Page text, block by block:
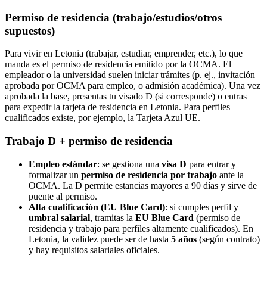
Permiso de residencia (trabajo/estudios/otros
supuestos)
Para vivir en Letonia (trabajar, estudiar, emprender, etc.), lo que
manda es el permiso de residencia emitido por la OCMA. El
empleador o la universidad suelen iniciar trámites (p. ej., invitación
aprobada por OCMA para empleo, o admisión académica). Una vez
aprobada la base, presentas tu visado D (si corresponde) o entras
para expedir la tarjeta de residencia en Letonia. Para perfiles
cualificados existe, por ejemplo, la Tarjeta Azul UE.
Trabajo D + permiso de residencia
Empleo estándar: se gestiona una visa D para entrar y
formalizar un permiso de residencia por trabajo ante la
OCMA. La D permite estancias mayores a 90 días y sirve de
puente al permiso.
Alta cualificación (EU Blue Card): si cumples perfil y
umbral salarial, tramitas la EU Blue Card (permiso de
residencia y trabajo para perfiles altamente cualificados). En
Letonia, la validez puede ser de hasta 5 años (según contrato)
y hay requisitos salariales oficiales.